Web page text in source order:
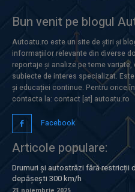
Bun venit pe blogul
Autoatu.ro este un site de știri și
informațiilor relevante din diverse
reportaje și analize pe teme
subiecte de interes specializat.
și educației continue. Pentru orice
contacta la: contact [at] autoatu.ro
Facebook
Articole populare:
Drumuri și autostrăzi fără restricții
depășești 300 km/h